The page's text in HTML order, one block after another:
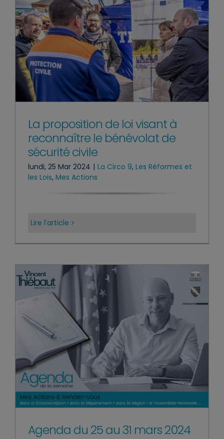
La proposition de loi visant à
reconnaître le bénévolat de
sécurité civile
lundi, 25 Mar 2024 | La Circo 9, Les Réformes et
les Lois, Mes Actions
Lire l’article
Agenda du 25 au 31 mars 2024